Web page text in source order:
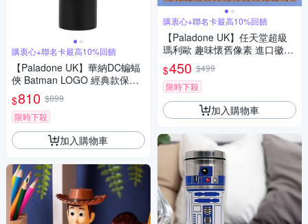
購衷心+聯名卡最高10%回饋
【Paladone UK】華納DC蝙蝠
俠 Batman LOGO 經典款保溫
杯 黑色經典金屬水壺(700ml)
$810 $899
限時下殺
加入購物車
購衷心+聯名卡最高10%回饋
【Paladone UK】任天堂超級
瑪利歐 趣味懷舊像素 進口徽章
組 胸針別針組合
$450 $499
限時下殺
加入購物車